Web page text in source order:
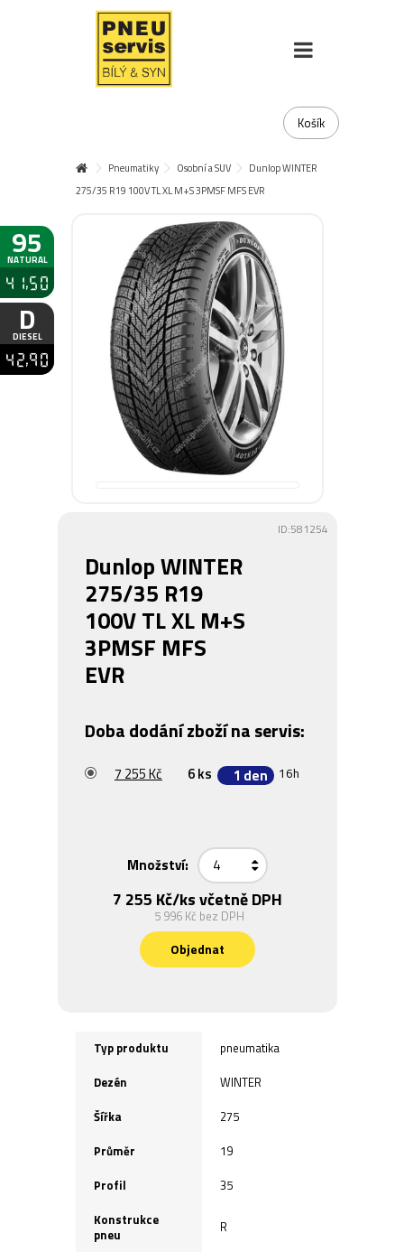
95
NATURAL
41,50
D
DIESEL
42,90
Košík
Pneumatiky Osobní a SUV
Dunlop WINTER
275/35 R19 100V TL XL M+S 3PMSF MFS EVR
ID:581254
Dunlop WINTER
275/35 R19
100V TL XL M+S
3PMSF MFS
EVR
Doba dodání zboží na servis:
7 255 Kč 6 ks 1 den 16h
Množství:
7 255 Kč/ks včetně DPH
5 996 Kč bez DPH
Objednat
Typ produktu
pneumatika
Dezén
WINTER
Šířka
275
Průměr
19
Profil
35
Konstrukce
pneu
R